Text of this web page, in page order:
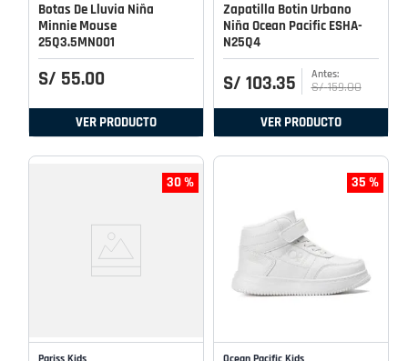
Botas De Lluvia Niña
Minnie Mouse
25Q3.5MN001
S/ 55.00
VER PRODUCTO
Zapatilla Botin Urbano
Niña Ocean Pacific ESHA-
N25Q4
S/ 103.35 S/ 159.00
VER PRODUCTO
30 % 35 %